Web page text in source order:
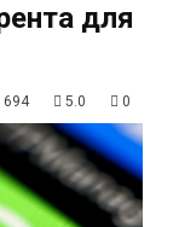
для
694 5.0 0